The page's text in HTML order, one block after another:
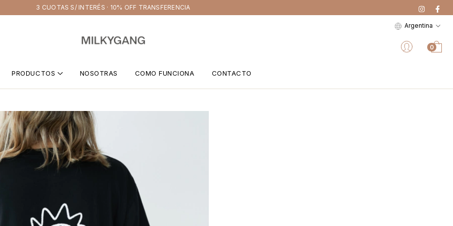
3 CUOTAS S/ INTERÉS · 10% OFF TRANSFERENCIA
Argentina
0
PRODUCTOS NOSOTRAS COMO FUNCIONA CONTACTO